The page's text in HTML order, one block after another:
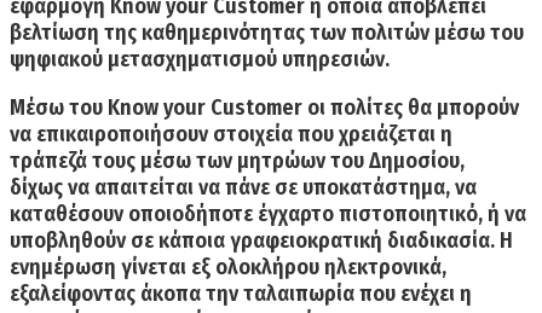
εφαρμογή Know your Customerη οποία αποβλέπει
βελτίωση της καθημερινότητας των πολιτών μέσω του
ψηφιακού μετασχηματισμού υπηρεσιών.
Μέσω του Know your Customer οι πολίτες θα μπορούν
να επικαιροποιήσουν στοιχεία που χρειάζεται η
τράπεζά τους μέσω των μητρώων του Δημοσίου,
δίχως να απαιτείται να πάνε σε υποκατάστημα, να
καταθέσουν οποιοδήποτε έγχαρτο πιστοποιητικό, ή να
υποβληθούν σε κάποια γραφειοκρατική διαδικασία. Η
ενημέρωση γίνεται εξ ολοκλήρου ηλεκτρονικά,
εξαλείφοντας άκοπα την ταλαιπωρία που ενέχει η